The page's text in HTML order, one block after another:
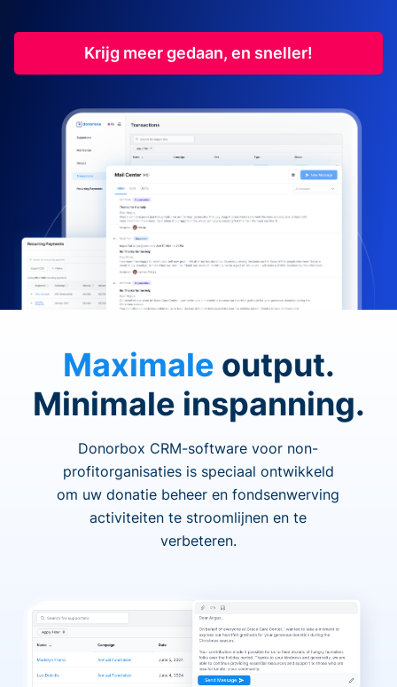
Krijg meer gedaan, en sneller!
Maximale output.
Minimale inspanning.
Donorbox CRM-software voor non-
profitorganisaties is speciaal ontwikkeld
om uw donatie beheer en fondsenwerving
activiteiten te stroomlijnen en te
verbeteren.